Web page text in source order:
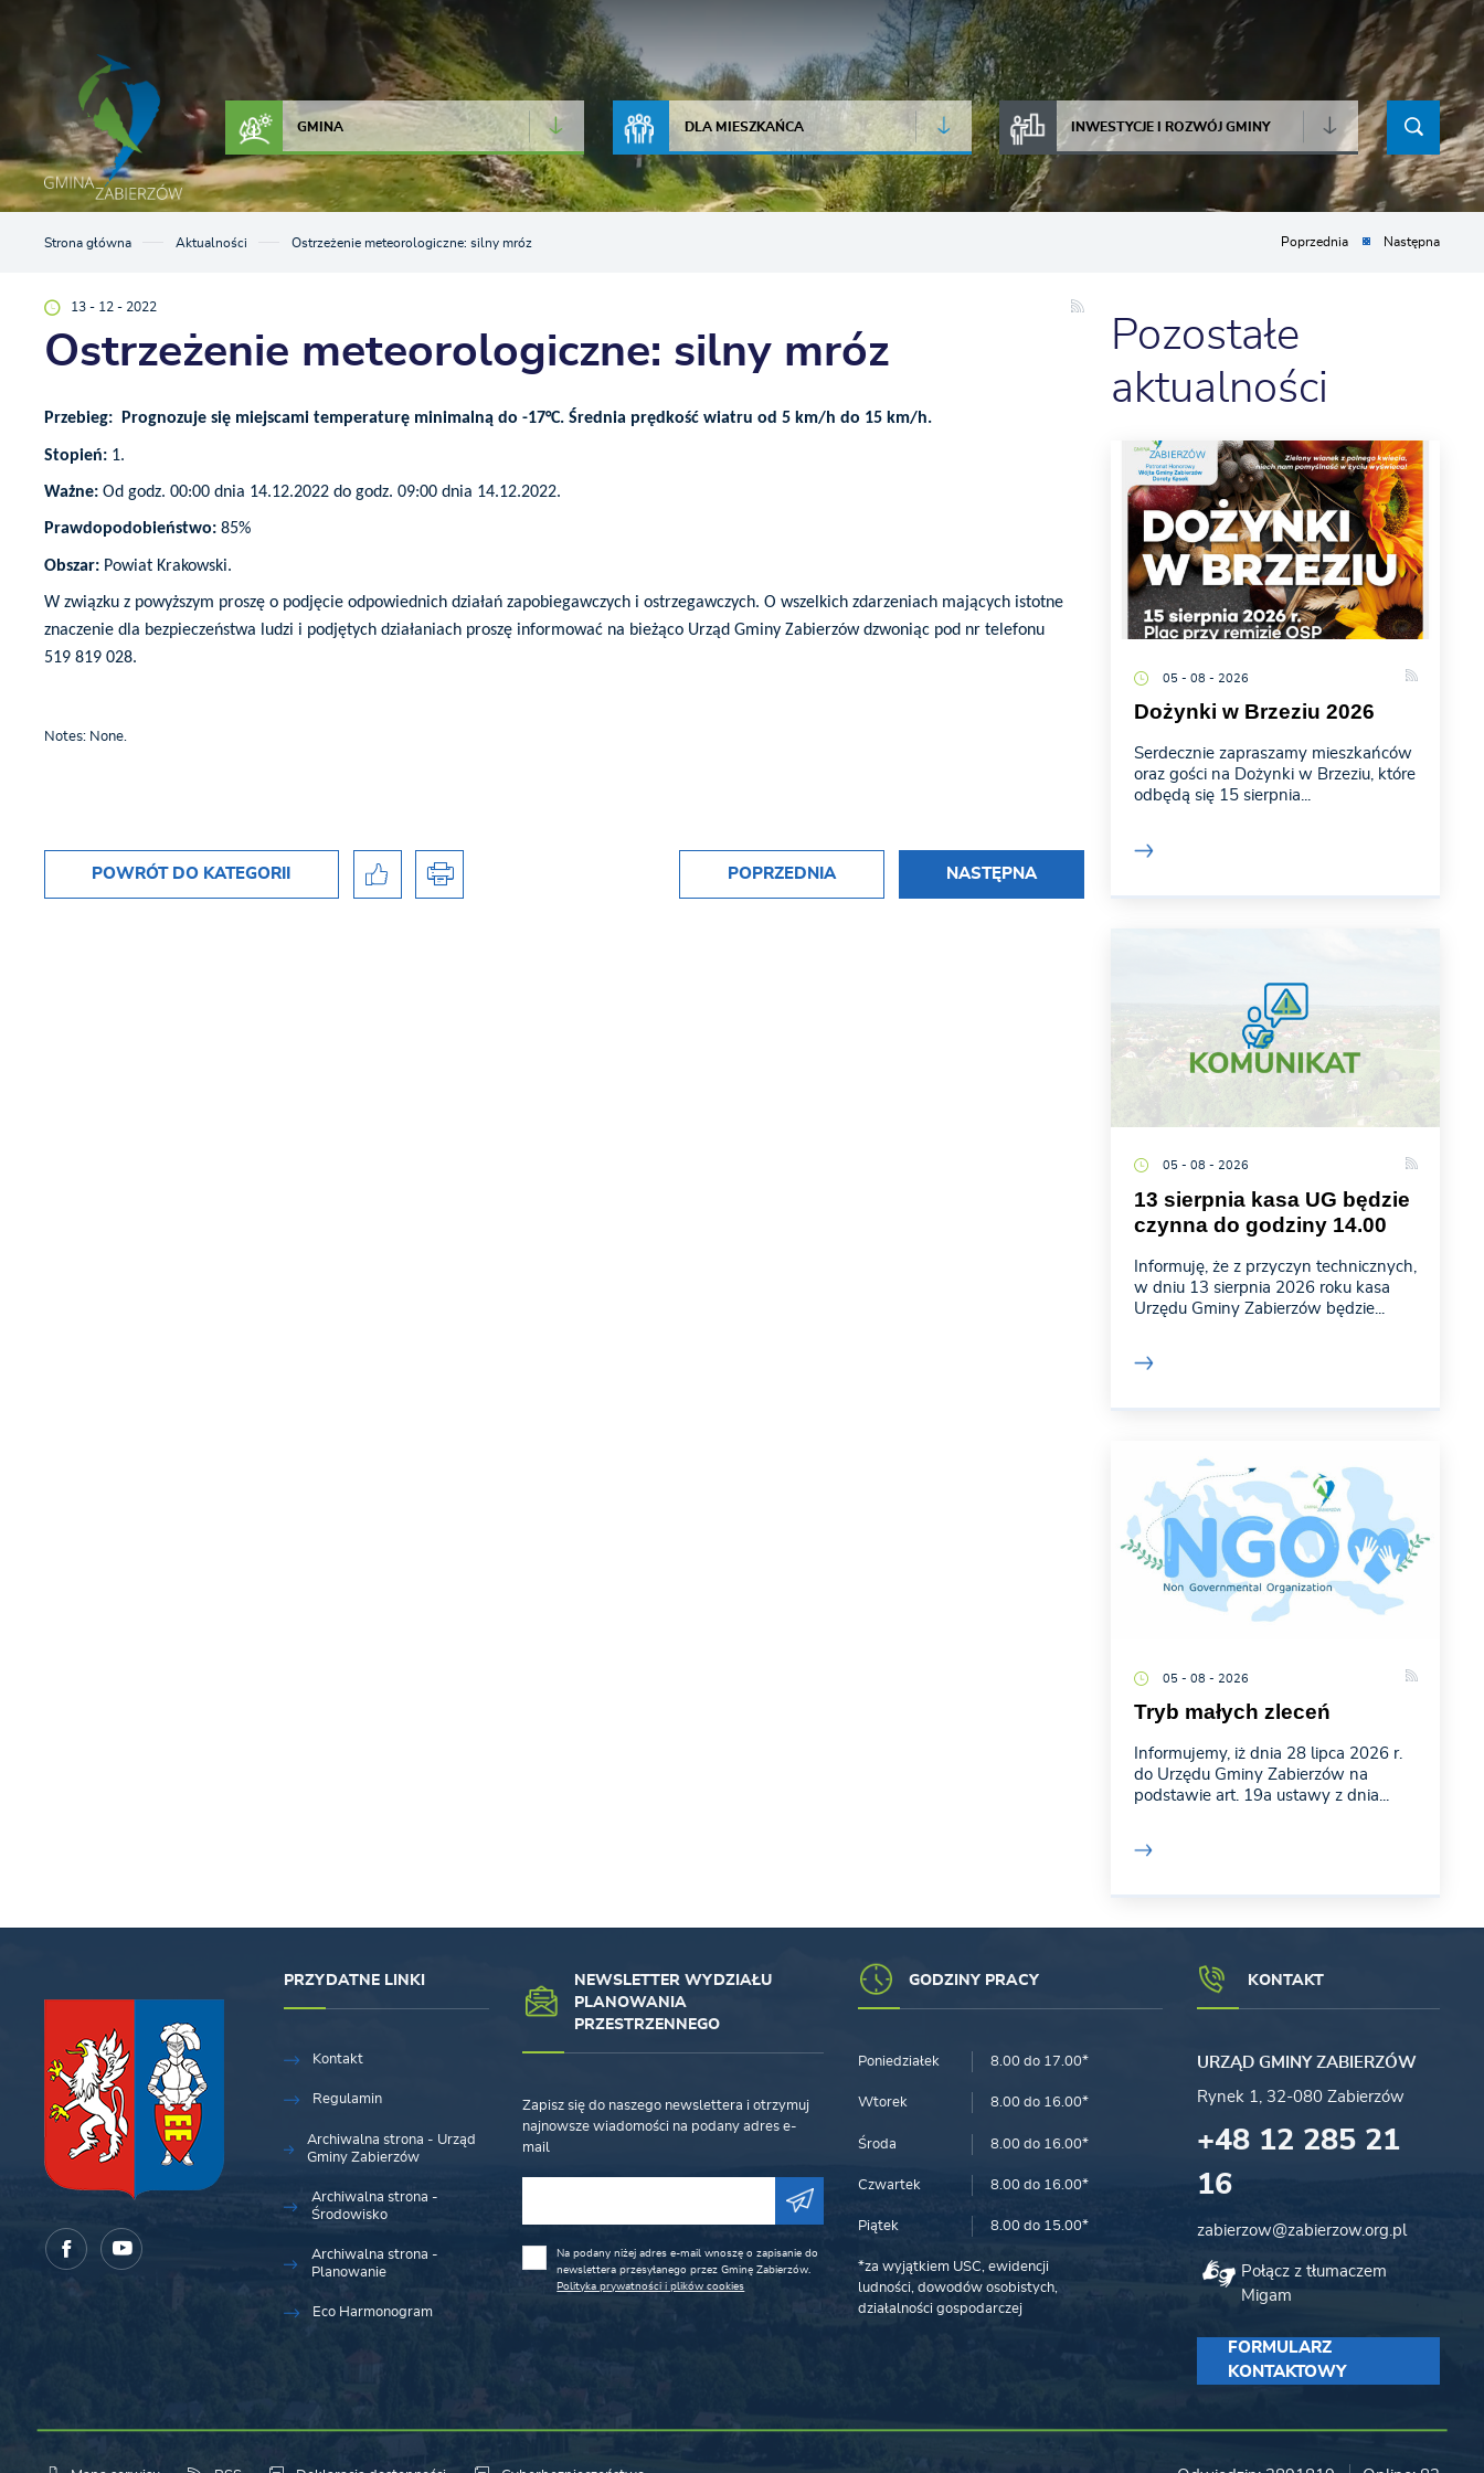
Przejdź do menu.
Przejdź do wyszukiwarki.
Przejdź do treści.
Przejdź do ustawień wielkości czcionki.
Włącz wersję kontrastową strony.
JAKOŚĆ POWIETRZA
GMINA DLA MIESZKAŃCA INWESTYCJE I ROZWÓJ GMINY
Strona główna Aktualności Ostrzeżenie meteorologiczne: silny mróz Poprzednia Następna
13 - 12 - 2022
Ostrzeżenie meteorologiczne: silny mróz
Przebieg: Prognozuje się miejscami temperaturę minimalną do -17°C. Średnia prędkość wiatru od 5 km/h do 15 km/h.
Stopień: 1.
Ważne: Od godz. 00:00 dnia 14.12.2022 do godz. 09:00 dnia 14.12.2022.
Prawdopodobieństwo: 85%
Obszar: Powiat Krakowski.
W związku z powyższym proszę o podjęcie odpowiednich działań zapobiegawczych i ostrzegawczych. O wszelkich zdarzeniach mających istotne
znaczenie dla bezpieczeństwa ludzi i podjętych działaniach proszę informować na bieżąco Urząd Gminy Zabierzów dzwoniąc pod nr telefonu
519 819 028.
Notes: None.
POWRÓT DO KATEGORII POPRZEDNIA NASTĘPNA
Pozostałe
aktualności
05 - 08 - 2026
Dożynki w Brzeziu 2026
Serdecznie zapraszamy mieszkańców
oraz gości na Dożynki w Brzeziu, które
odbędą się 15 sierpnia...
05 - 08 - 2026
13 sierpnia kasa UG będzie
czynna do godziny 14.00
Informuję, że z przyczyn technicznych,
w dniu 13 sierpnia 2026 roku kasa
Urzędu Gminy Zabierzów będzie...
05 - 08 - 2026
Tryb małych zleceń
Informujemy, iż dnia 28 lipca 2026 r.
do Urzędu Gminy Zabierzów na
podstawie art. 19a ustawy z dnia...
PRZYDATNE LINKI
Kontakt
Regulamin
Archiwalna strona - Urząd
Gminy Zabierzów
Archiwalna strona -
Środowisko
Archiwalna strona -
Planowanie
Eco Harmonogram
NEWSLETTER WYDZIAŁU
PLANOWANIA
PRZESTRZENNEGO
Zapisz się do naszego newslettera i otrzymuj
najnowsze wiadomości na podany adres e-
mail
Na podany niżej adres e-mail wnoszę o zapisanie do
newslettera przesyłanego przez Gminę Zabierzów.
Polityka prywatności i plików cookies
GODZINY PRACY
Poniedziałek 8.00 do 17.00*
Wtorek 8.00 do 16.00*
Środa 8.00 do 16.00*
Czwartek 8.00 do 16.00*
Piątek 8.00 do 15.00*
*za wyjątkiem USC, ewidencji
ludności, dowodów osobistych,
działalności gospodarczej
KONTAKT
URZĄD GMINY ZABIERZÓW
Rynek 1, 32-080 Zabierzów
+48 12 285 21
16
zabierzow@zabierzow.org.pl
Połącz z tłumaczem
Migam
FORMULARZ
KONTAKTOWY